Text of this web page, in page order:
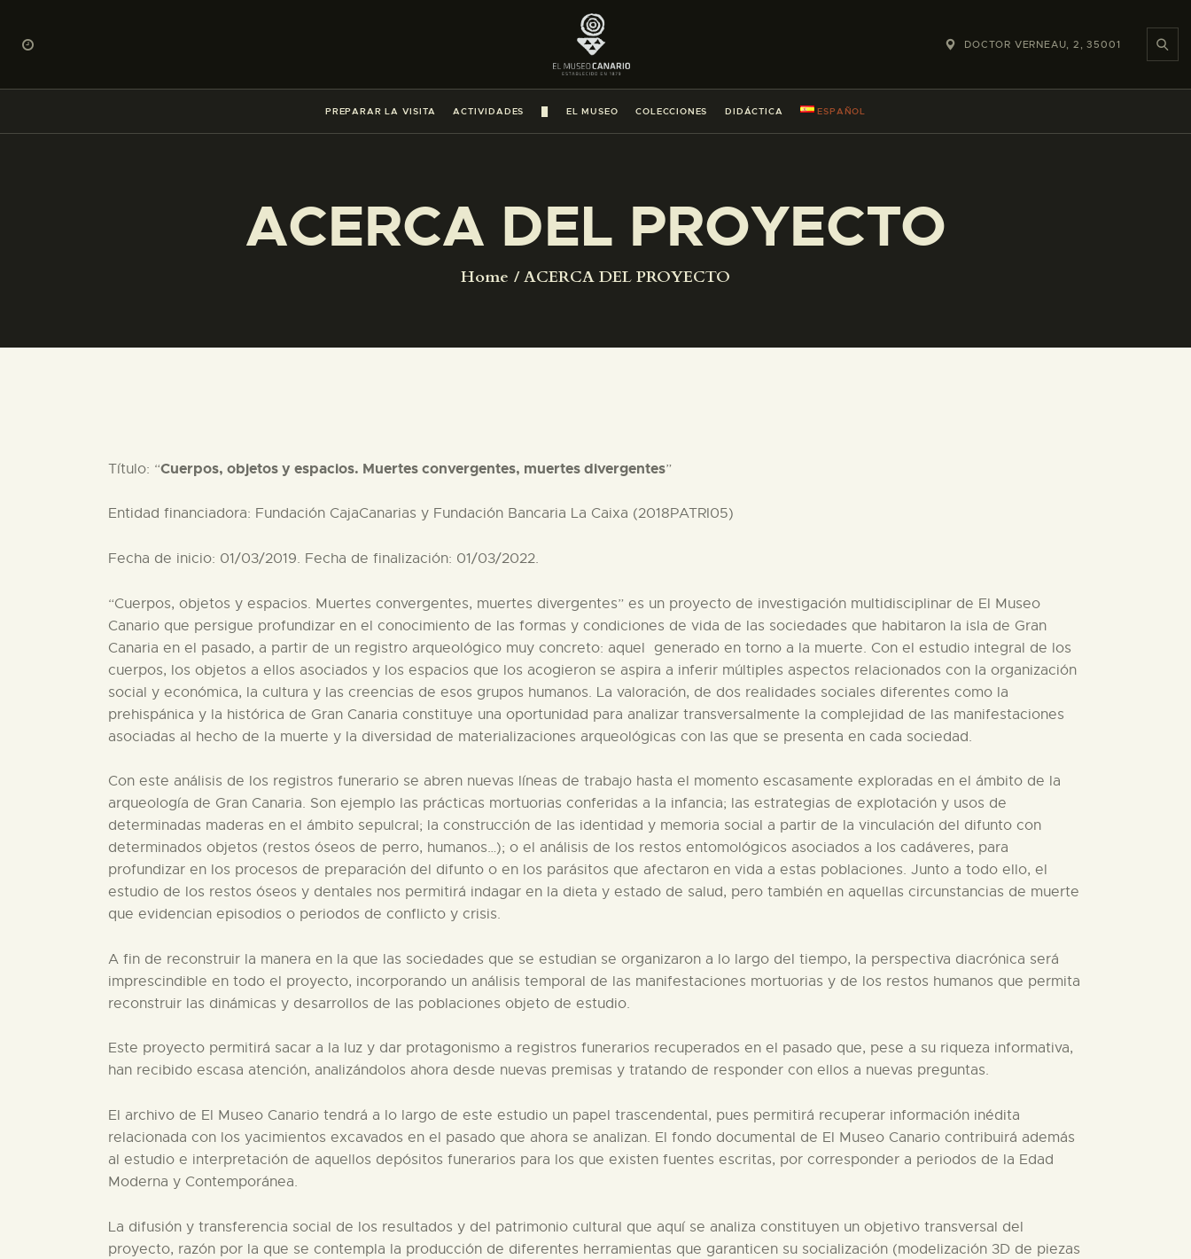
DOCTOR VERNEAU, 2, 35001
PREPARAR LA VISITA ACTIVIDADES EL MUSEO COLECCIONES DIDÁCTICA ESPAÑOL
ACERCA DEL PROYECTO
Home ACERCA DEL PROYECTO
PREPARAR LA VISITA
ACTIVIDADES
█
COLECCIONES
ACTIVIDADES
COLECCIONES
DIDÁCTICA
Título: “Cuerpos, objetos y espacios. Muertes convergentes, muertes divergentes”
Entidad financiadora: Fundación CajaCanarias y Fundación Bancaria La Caixa (2018PATRI05)
Fecha de inicio: 01/03/2019. Fecha de finalización: 01/03/2022.
“Cuerpos, objetos y espacios. Muertes convergentes, muertes divergentes” es un proyecto de investigación multidisciplinar de El Museo
Canario que persigue profundizar en el conocimiento de las formas y condiciones de vida de las sociedades que habitaron la isla de Gran
Canaria en el pasado, a partir de un registro arqueológico muy concreto: aquel generado en torno a la muerte. Con el estudio integral de los
cuerpos, los objetos a ellos asociados y los espacios que los acogieron se aspira a inferir múltiples aspectos relacionados con la organización
social y económica, la cultura y las creencias de esos grupos humanos. La valoración, de dos realidades sociales diferentes como la
prehispánica y la histórica de Gran Canaria constituye una oportunidad para analizar transversalmente la complejidad de las manifestaciones
asociadas al hecho de la muerte y la diversidad de materializaciones arqueológicas con las que se presenta en cada sociedad.
Con este análisis de los registros funerario se abren nuevas líneas de trabajo hasta el momento escasamente exploradas en el ámbito de la
arqueología de Gran Canaria. Son ejemplo las prácticas mortuorias conferidas a la infancia; las estrategias de explotación y usos de
determinadas maderas en el ámbito sepulcral; la construcción de las identidad y memoria social a partir de la vinculación del difunto con
determinados objetos (restos óseos de perro, humanos…); o el análisis de los restos entomológicos asociados a los cadáveres, para
profundizar en los procesos de preparación del difunto o en los parásitos que afectaron en vida a estas poblaciones. Junto a todo ello, el
estudio de los restos óseos y dentales nos permitirá indagar en la dieta y estado de salud, pero también en aquellas circunstancias de muerte
que evidencian episodios o periodos de conflicto y crisis.
A fin de reconstruir la manera en la que las sociedades que se estudian se organizaron a lo largo del tiempo, la perspectiva diacrónica será
imprescindible en todo el proyecto, incorporando un análisis temporal de las manifestaciones mortuorias y de los restos humanos que permita
reconstruir las dinámicas y desarrollos de las poblaciones objeto de estudio.
Este proyecto permitirá sacar a la luz y dar protagonismo a registros funerarios recuperados en el pasado que, pese a su riqueza informativa,
han recibido escasa atención, analizándolos ahora desde nuevas premisas y tratando de responder con ellos a nuevas preguntas.
El archivo de El Museo Canario tendrá a lo largo de este estudio un papel trascendental, pues permitirá recuperar información inédita
relacionada con los yacimientos excavados en el pasado que ahora se analizan. El fondo documental de El Museo Canario contribuirá además
al estudio e interpretación de aquellos depósitos funerarios para los que existen fuentes escritas, por corresponder a periodos de la Edad
Moderna y Contemporánea.
La difusión y transferencia social de los resultados y del patrimonio cultural que aquí se analiza constituyen un objetivo transversal del
proyecto, razón por la que se contempla la producción de diferentes herramientas que garanticen su socialización (modelización 3D de piezas